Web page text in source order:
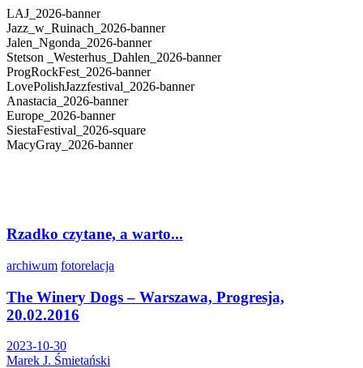
LAJ_2026-banner
Jazz_w_Ruinach_2026-banner
Jalen_Ngonda_2026-banner
Stetson _Westerhus_Dahlen_2026-banner
ProgRockFest_2026-banner
LovePolishJazzfestival_2026-banner
Anastacia_2026-banner
Europe_2026-banner
SiestaFestival_2026-square
MacyGray_2026-banner
Rzadko czytane, a warto...
archiwum fotorelacja
The Winery Dogs – Warszawa, Progresja,
20.02.2016
2023-10-30
Marek J. Śmietański